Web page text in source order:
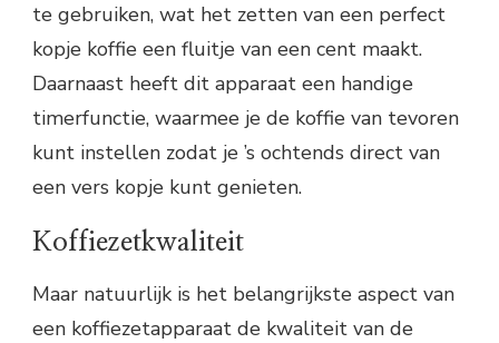
te gebruiken, wat het zetten van een perfect
kopje koffie een fluitje van een cent maakt.
Daarnaast heeft dit apparaat een handige
timerfunctie, waarmee je de koffie van tevoren
kunt instellen zodat je ’s ochtends direct van
een vers kopje kunt genieten.
Koffiezetkwaliteit
Maar natuurlijk is het belangrijkste aspect van
een koffiezetapparaat de kwaliteit van de